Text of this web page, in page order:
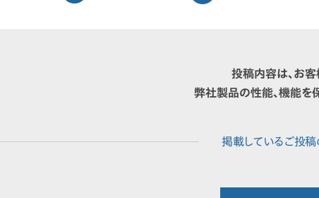
投稿内容は、お客
弊社製品の性能、機能を